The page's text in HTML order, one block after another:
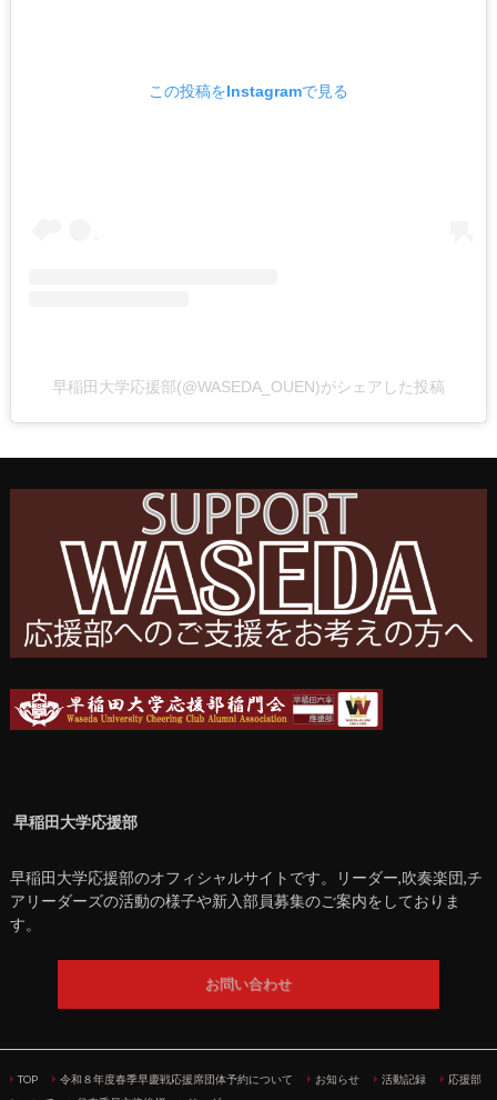
この投稿をInstagramで見る
早稲田大学応援部(@WASEDA_OUEN)がシェアした投稿
早稲田大学応援部
早稲田大学応援部のオフィシャルサイトです。リーダー,吹奏楽団,チ
アリーダーズの活動の様子や新入部員募集のご案内をしておりま
す。
お問い合わせ
TOP 令和８年度春季早慶戦応援席団体予約について お知らせ 活動記録
応援部